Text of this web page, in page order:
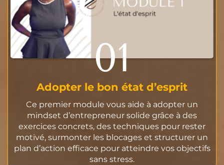
01
Adopter le bon état d’esprit
Ce premier module vous aide à adopter un
mindset d’entrepreneur solide grâce à des
exercices concrets, des techniques pour rester
motivé, surmonter les blocages et structurer un
plan d’action efficace pour atteindre vos objectifs
sans stress.